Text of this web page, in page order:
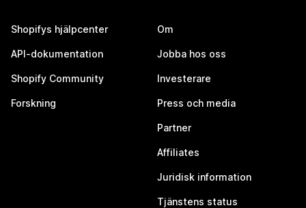
Shopifys hjälpcenter
API-dokumentation
Shopify Community
Forskning
Om
Jobba hos oss
Investerare
Press och media
Partner
Affiliates
Juridisk information
Tjänstens status